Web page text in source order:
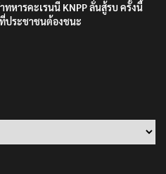
ทหารคะเรนนี KNPP ลั่นสู้รบ ครั้งนี้
ประชาชนต้องชนะ